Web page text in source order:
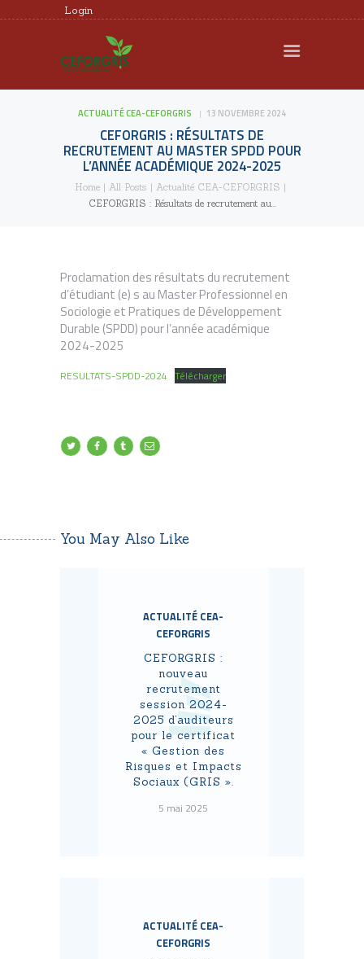
Login
ACTUALITÉ CEA-CEFORGRIS 13 NOVEMBRE 2024
CEFORGRIS : RÉSULTATS DE
RECRUTEMENT AU MASTER SPDD POUR
L’ANNÉE ACADÉMIQUE 2024-2025
Home All Posts
Actualité CEA-CEFORGRIS
CEFORGRIS : Résultats de recrutement au...
CEFORGRIS
MEMBRES
RECHERCHE
FORMATION
EXPERTISE
DOCUMENTS UTILES
PLAINTES
Proclamation des résultats du recrutement
d’étudiant (e) s au Master Professionnel en
Sociologie et Pratiques de Développement
Durable (SPDD) pour l’année académique
2024-2025
RESULTATS-SPDD-2024 Télécharger
You May Also Like
ACTUALITÉ CEA-
CEFORGRIS
CEFORGRIS :
nouveau
recrutement
session 2024-
2025 d’auditeurs
pour le certificat
« Gestion des
Risques et Impacts
Sociaux (GRIS ».
5 mai 2025
ACTUALITÉ CEA-
CEFORGRIS